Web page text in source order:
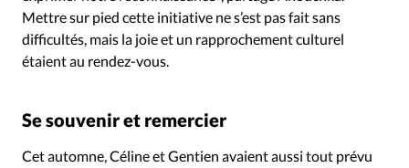
Mettre sur pied cette initiative ne s’est pas fait sans
difficultés, mais la joie et un rapprochement culturel
étaient au rendez-vous.
Se souvenir et remercier
Cet automne, Céline et Gentien avaient aussi tout prévu